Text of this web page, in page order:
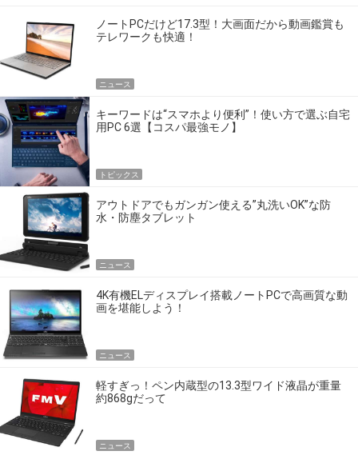
ノートPCだけど17.3型！大画面だから動画鑑賞も
テレワークも快適！
ニュース
キーワードは“スマホより便利”！使い方で選ぶ自宅
用PC 6選【コスパ最強モノ】
トピックス
アウトドアでもガンガン使える”丸洗いOK”な防
水・防塵タブレット
ニュース
4K有機ELディスプレイ搭載ノートPCで高画質な動
画を堪能しよう！
ニュース
軽すぎっ！ペン内蔵型の13.3型ワイド液晶が重量
約868gだって
ニュース